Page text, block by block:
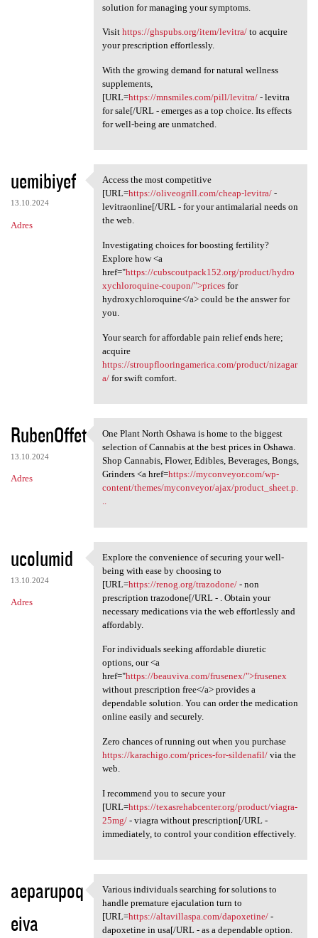
solution for managing your symptoms.
Visit https://ghspubs.org/item/levitra/to acquire
your prescription effortlessly.
With the growing demand for natural wellness
supplements,
[URL=https://mnsmiles.com/pill/levitra/- levitra
for sale[/URL - emerges as a top choice. Its effects
for well-being are unmatched.
uemibiyef
13.10.2024
Adres
Access the most competitive
Access the most competitive
[URL=https://oliveogrill.com/cheap-levitra/-
levitraonline[/URL - for your antimalarial needs on
the web.
Investigating choices for boosting fertility?
Explore how <a
href="https://cubscoutpack152.org/product/hydro
xychloroquine-coupon/">pricesfor
hydroxychloroquine</a> could be the answer for
you.
Your search for affordable pain relief ends here;
acquire
https://stroupflooringamerica.com/product/nizagar
a/for swift comfort.
RubenOffet
13.10.2024
Adres
One Plant North Oshawa is
One Plant North Oshawa is home to the biggest
selection of Cannabis at the best prices in Oshawa.
Shop Cannabis, Flower, Edibles, Beverages, Bongs,
Grinders <a href=https://myconveyor.com/wp-
content/themes/myconveyor/ajax/product_sheet.p.
..
ucolumid
13.10.2024
Adres
Explore the convenience of
Explore the convenience of securing your well-
being with ease by choosing to
[URL=https://renog.org/trazodone/- non
prescription trazodone[/URL - . Obtain your
necessary medications via the web effortlessly and
affordably.
For individuals seeking affordable diuretic
options, our <a
href="https://beauviva.com/frusenex/">frusenex
without prescription free</a> provides a
dependable solution. You can order the medication
online easily and securely.
Zero chances of running out when you purchase
https://karachigo.com/prices-for-sildenafil/via the
web.
I recommend you to secure your
[URL=https://texasrehabcenter.org/product/viagra-
25mg/- viagra without prescription[/URL -
immediately, to control your condition effectively.
aeparupoq
eiva
Various individuals searching
Various individuals searching for solutions to
handle premature ejaculation turn to
[URL=https://altavillaspa.com/dapoxetine/-
dapoxetine in usa[/URL - as a dependable option.